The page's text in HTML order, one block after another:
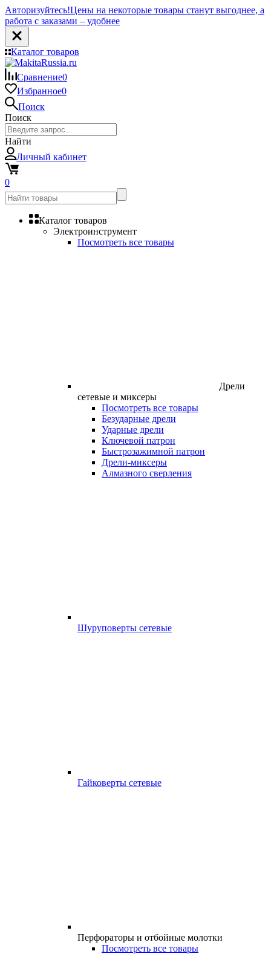
Авторизуйтесь!Цены на некоторые товары станут выгоднее, а
работа с заказами – удобнее
Каталог товаров
Сравнение0
Избранное0
Поиск
Поиск
Найти
Личный кабинет
0
Каталог товаров
Электроинструмент
Посмотреть все товары
Дрели
сетевые и миксеры
Посмотреть все товары
Безударные дрели
Ударные дрели
Ключевой патрон
Быстрозажимной патрон
Дрели-миксеры
Алмазного сверления
Шуруповерты сетевые
Гайковерты сетевые
Перфораторы и отбойные молотки
Посмотреть все товары